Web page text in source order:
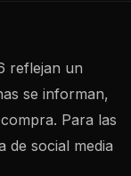
reflejan un
se informan,
Para las
de social media